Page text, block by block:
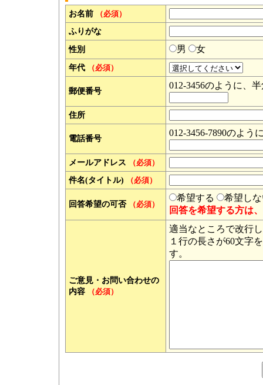
お名前 （必須）
ふりがな
性別
男 女
年代 （必須）
郵便番号
012-3456のように、
住所
電話番号
012-3456-7890のよう
メールアドレス （必須）
件名(タイトル) （必須）
回答希望の可否 （必須）
希望する
希望し
回答を希望する方は
ご意見・お問い合わせの
内容
（必須）
適当なところで改行
１行の長さが60文字
す。